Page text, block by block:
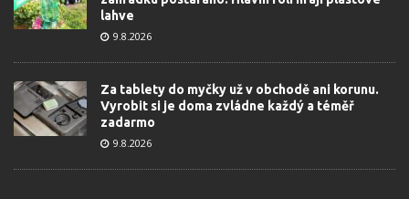
lahve
9.8.2026
Za tablety do myčky už v obchodě ani korunu.
Vyrobit si je doma zvládne každý a téměř
zadarmo
9.8.2026